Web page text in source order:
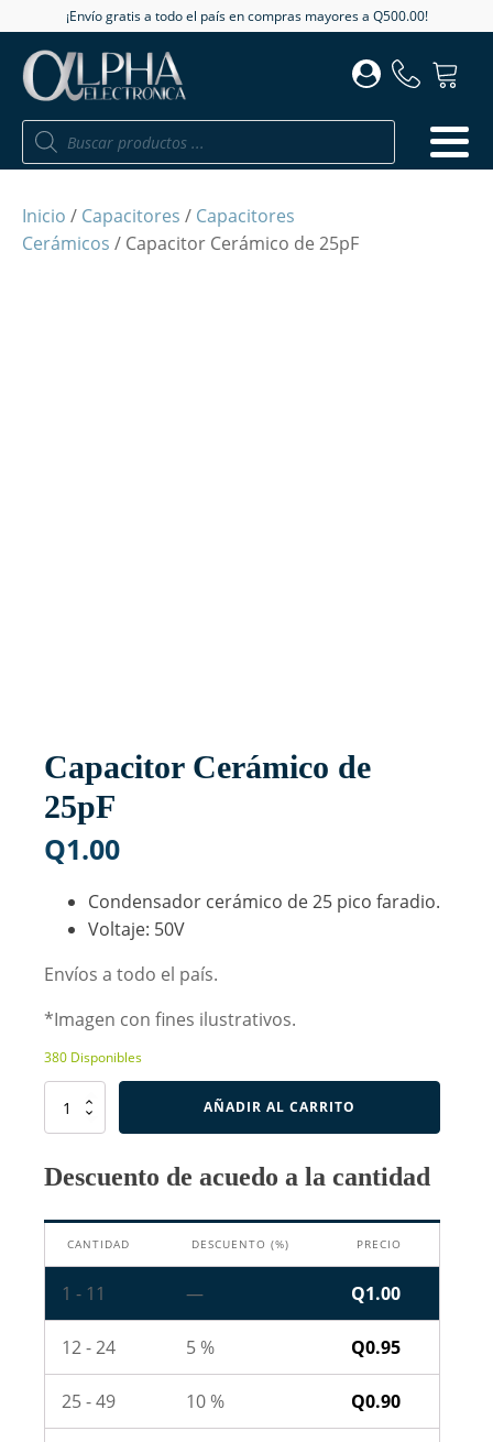
¡Envío gratis a todo el país en compras mayores a Q500.00!
Búsqueda
productos
Inicio / Capacitores / Capacitores
Cerámicos / Capacitor Cerámico de 25pF
Capacitor Cerámico de
25pF
Q1.00
Condensador cerámico de 25 pico faradio.
Voltaje: 50V
Envíos a todo el país.
*Imagen con fines ilustrativos.
380 Disponibles
Capacitor
Cerámico
cantidad
AÑADIR AL CARRITO
Descuento de acuedo a la cantidad
CANTIDAD DESCUENTO (%) PRECIO
1 - 11 — Q1.00
12 - 24 5 % Q0.95
25 - 49 10 % Q0.90